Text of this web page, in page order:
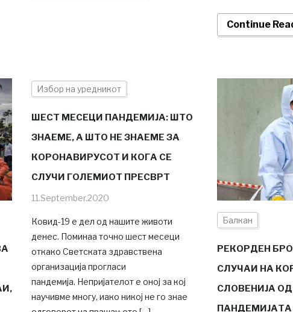
Continue
Избор на уредникот
ШЕСТ МЕСЕЦИ ПАНДЕМИЈА: ШТО
ЗНАЕМЕ, А ШТО НЕ ЗНАЕМЕ ЗА
КОРОНАВИРУСОТ И КОГА СЕ
СЛУЧИ ГОЛЕМИОТ ПРЕСВРТ
11.September.2020
Ковид-19 е дел од нашите животи
денес. Поминаа точно шест месеци
откако Светската здравствена
организација прогласи
пандемија. Непријателот е оној за кој
научивме многу, иако никој не го знае
Балкан
РЕКОРДЕН
СЛУЧАИ НА
СЛОВЕНИЈА
ПАНДЕМИЈАТА